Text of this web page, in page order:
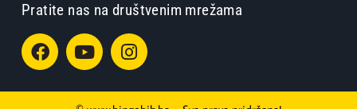
Pratite nas na društvenim mrežama